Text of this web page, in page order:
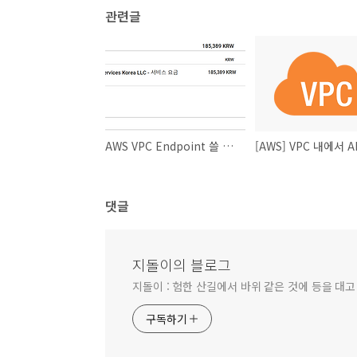
관련글
AWS VPC Endpoint 쓸 때 요금 폭탄 주의!!
댓글
지돌이의 블로그
지돌이 : 험한 산길에서 바위 같은 것에 등을 대
구독하기